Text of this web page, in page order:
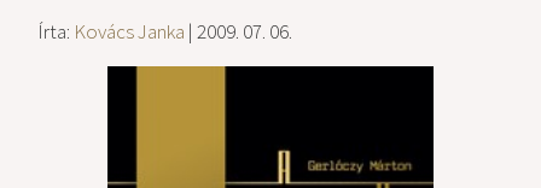
Írta: Kovács Janka | 2009. 07. 06.